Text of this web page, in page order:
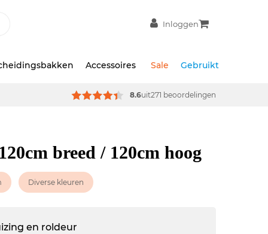
Inloggen
Accessoires Sale Gebruikt
8.6uit271 beoordelingen
breed / 120cm hoog
Diverse kleuren
en roldeur